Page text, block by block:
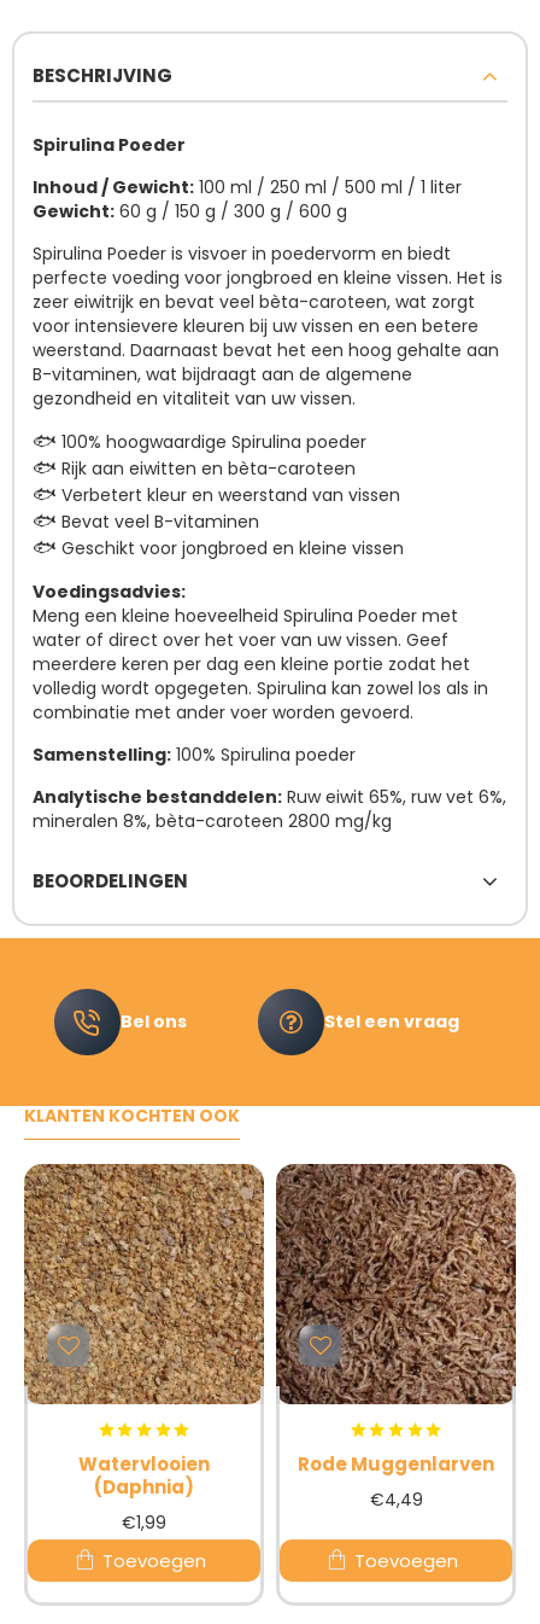
BESCHRIJVING
Spirulina Poeder
Inhoud / Gewicht: 100 ml / 250 ml / 500 ml / 1 liter
Gewicht: 60 g / 150 g / 300 g / 600 g
Spirulina Poeder is visvoer in poedervorm en biedt
perfecte voeding voor jongbroed en kleine vissen. Het is
zeer eiwitrijk en bevat veel bèta-caroteen, wat zorgt
voor intensievere kleuren bij uw vissen en een betere
weerstand. Daarnaast bevat het een hoog gehalte aan
B-vitaminen, wat bijdraagt aan de algemene
gezondheid en vitaliteit van uw vissen.
🐟 100% hoogwaardige Spirulina poeder
🐟 Rijk aan eiwitten en bèta-caroteen
🐟 Verbetert kleur en weerstand van vissen
🐟 Bevat veel B-vitaminen
🐟 Geschikt voor jongbroed en kleine vissen
Voedingsadvies:
Meng een kleine hoeveelheid Spirulina Poeder met
water of direct over het voer van uw vissen. Geef
meerdere keren per dag een kleine portie zodat het
volledig wordt opgegeten. Spirulina kan zowel los als in
combinatie met ander voer worden gevoerd.
Samenstelling: 100% Spirulina poeder
Analytische bestanddelen: Ruw eiwit 65%, ruw vet 6%,
mineralen 8%, bèta-caroteen 2800 mg/kg
BEOORDELINGEN
Bel ons Stel een vraag
KLANTEN KOCHTEN OOK
BESTSELLER
Watervlooien
(Daphnia)
€1,99
Toevoegen
BESTSELLER
Rode Muggenlarven
€4,49
Toevoegen